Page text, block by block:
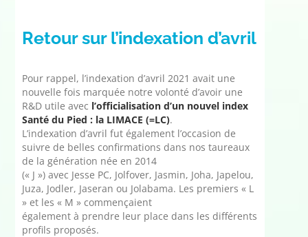
Retour sur l’indexation d’avril
Pour rappel, l’indexation d’avril 2021 avait une
nouvelle fois marquée notre volonté d’avoir une
R&D utile avec l’officialisation d’un nouvel index
Santé du Pied : la LIMACE (=LC).
L’indexation d’avril fut également l’occasion de
suivre de belles confirmations dans nos taureaux
de la génération née en 2014
(« J ») avec Jesse PC, Jolfover, Jasmin, Joha, Japelou,
Juza, Jodler, Jaseran ou Jolabama. Les premiers « L
» et les « M » commençaient
également à prendre leur place dans les différents
profils proposés.